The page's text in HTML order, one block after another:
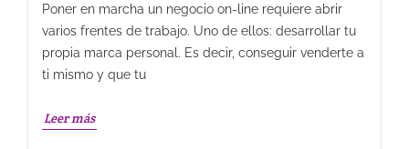
Poner en marcha un negocio on-line requiere abrir
varios frentes de trabajo. Uno de ellos: desarrollar tu
propia marca personal. Es decir, conseguir venderte a
ti mismo y que tu
Leer más